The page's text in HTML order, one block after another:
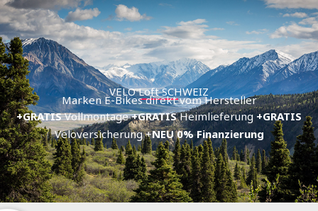
Zum
Inhalt
springen
VELO Loft SCHWEIZ
Marken E-Bikes direkt vom Hersteller
+GRATISVollmontage+GRATISHeimlieferung +GRATIS
Veloversicherung +NEU 0% Finanzierung